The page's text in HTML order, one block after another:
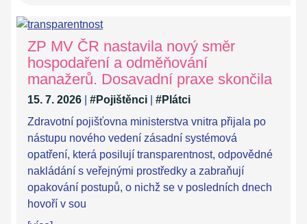
ZP MV ČR nastavila nový směr
hospodaření a odměňování
manažerů. Dosavadní praxe skončila
15. 7. 2026 #Pojištěnci
#Plátci
Zdravotní pojišťovna ministerstva vnitra přijala po
nástupu nového vedení zásadní systémová
opatření, která posilují transparentnost, odpovědné
nakládání s veřejnými prostředky a zabraňují
opakování postupů, o nichž se v posledních dnech
hovoří v sou